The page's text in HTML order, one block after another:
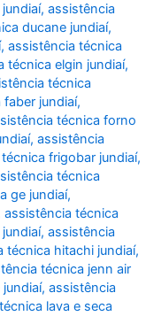
,assistência
ducane jundiaí,
,assistência técnica
técnica elgin jundiaí,
técnica
jundiaí,
técnica forno
,assistência
frigobar jundiaí,
técnica
ge jundiaí,
assistência técnica
,assistência
técnica hitachi jundiaí,
técnica jenn air
,assistência
lava e seca